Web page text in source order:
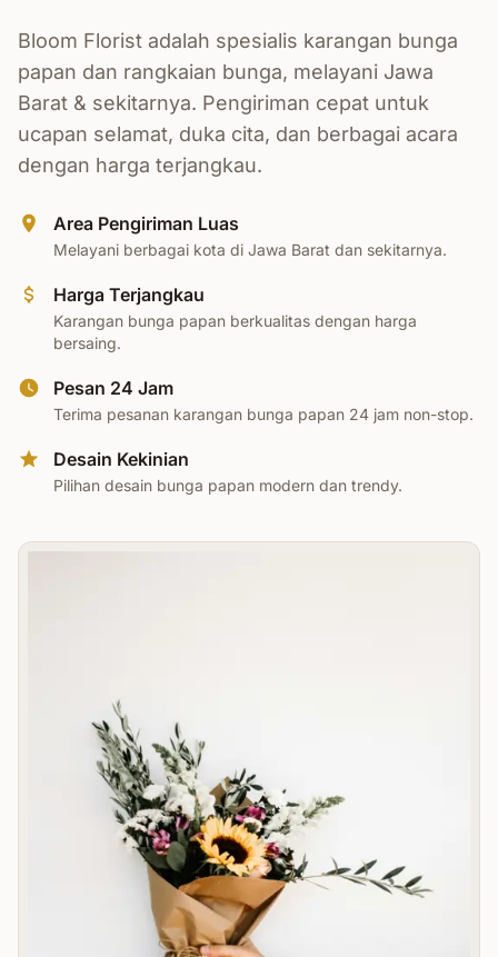
Bloom Florist adalah spesialis karangan bunga
papan dan rangkaian bunga, melayani Jawa
Barat & sekitarnya. Pengiriman cepat untuk
ucapan selamat, duka cita, dan berbagai acara
dengan harga terjangkau.
Area Pengiriman Luas
Melayani berbagai kota di Jawa Barat dan sekitarnya.
Harga Terjangkau
Karangan bunga papan berkualitas dengan harga
bersaing.
Pesan 24 Jam
Terima pesanan karangan bunga papan 24 jam non-stop.
Desain Kekinian
Pilihan desain bunga papan modern dan trendy.